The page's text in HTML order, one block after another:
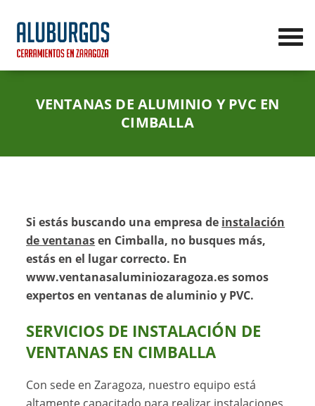
VENTANAS DE ALUMINIO Y PVC EN
CIMBALLA
Si estás buscando una empresa de instalación
de ventanasen Cimballa, no busques más,
estás en el lugar correcto. En
www.ventanasaluminiozaragoza.es somos
expertos en ventanas de aluminio y PVC.
SERVICIOS DE INSTALACIÓN DE
VENTANAS EN CIMBALLA
Con sede en Zaragoza, nuestro equipo está